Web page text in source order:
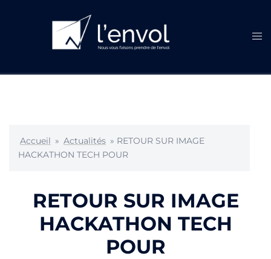
Accueil » Actualités » RETOUR SUR IMAGE
HACKATHON TECH POUR
RETOUR SUR IMAGE
HACKATHON TECH
POUR